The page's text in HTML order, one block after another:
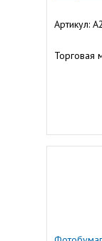
Артикул:
Торговая